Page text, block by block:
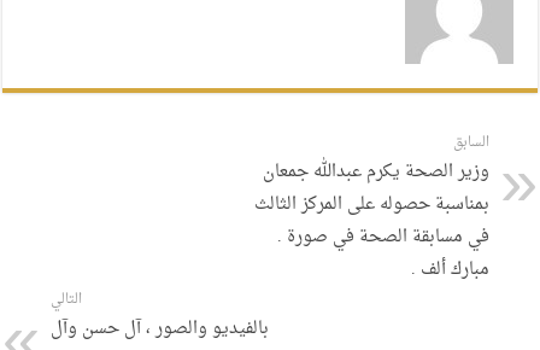
السابق
وزير الصحة يكرم عبدالله جمعان
بمناسبة حصوله على المركز الثالث
في مسابقة الصحة في صورة .
مبارك ألف .
التالي
بالفيديو والصور ، آل حسن وآل